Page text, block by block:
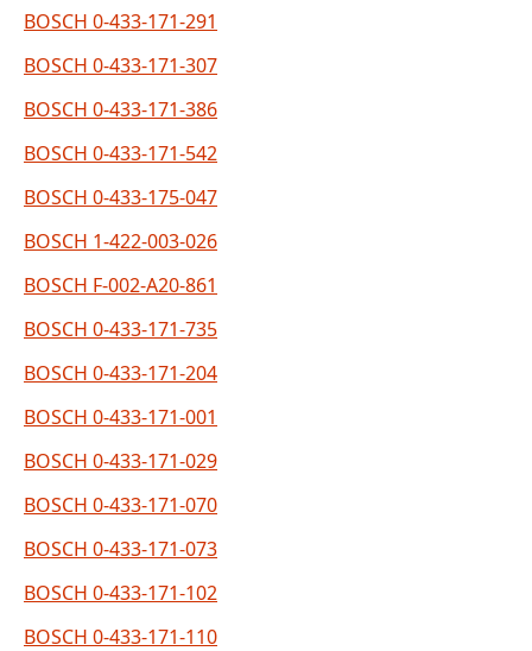
BOSCH 0-433-171-291
BOSCH 0-433-171-307
BOSCH 0-433-171-386
BOSCH 0-433-171-542
BOSCH 0-433-175-047
BOSCH 1-422-003-026
BOSCH F-002-A20-861
BOSCH 0-433-171-735
BOSCH 0-433-171-204
BOSCH 0-433-171-001
BOSCH 0-433-171-029
BOSCH 0-433-171-070
BOSCH 0-433-171-073
BOSCH 0-433-171-102
BOSCH 0-433-171-110